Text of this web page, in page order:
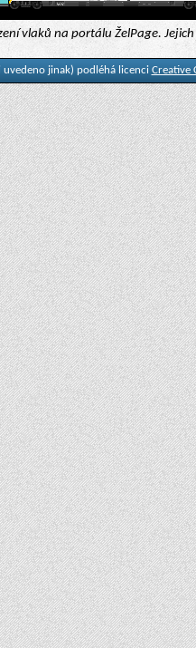
vlaků na portálu ŽelPage.
jinak) podléhá licenci Creative